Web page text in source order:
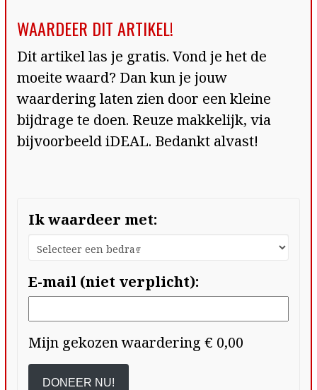
WAARDEER DIT ARTIKEL!
Dit artikel las je gratis. Vond je het de
moeite waard? Dan kun je jouw
waardering laten zien door een kleine
bijdrage te doen. Reuze makkelijk, via
bijvoorbeeld iDEAL. Bedankt alvast!
Ik waardeer met:
E-mail (niet verplicht):
Mijn gekozen waardering€ 0,00
DONEER NU!